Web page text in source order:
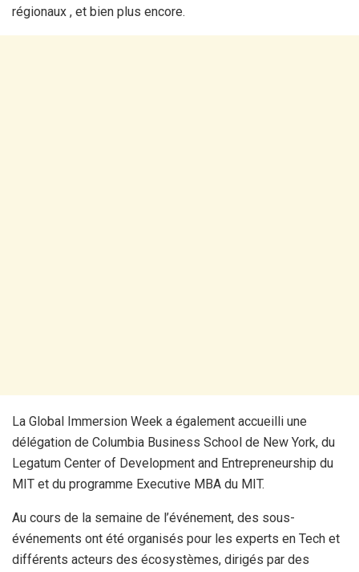
régionaux , et bien plus encore.
La Global Immersion Week a également accueilli une
délégation de Columbia Business School de New York, du
Legatum Center of Development and Entrepreneurship du
MIT et du programme Executive MBA du MIT.
Au cours de la semaine de l’événement, des sous-
événements ont été organisés pour les experts en Tech et
différents acteurs des écosystèmes, dirigés par des